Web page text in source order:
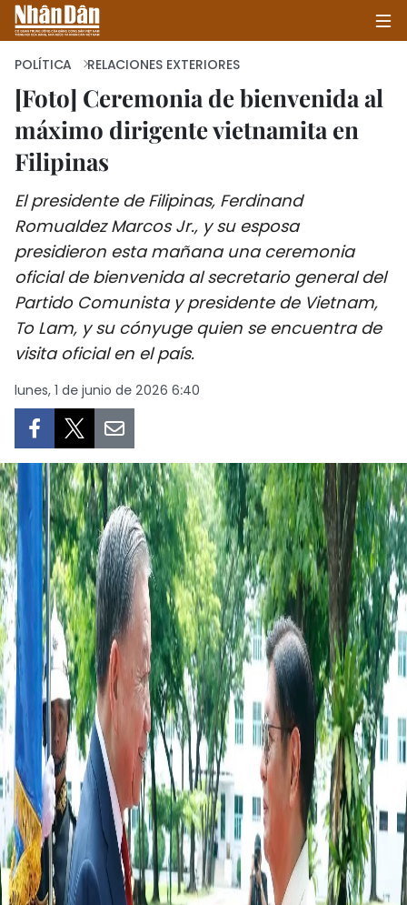
INICIO
ECONOMÍA
SOCIEDAD
SALUD - MEDIO AMBIENTE
CULTURA - ENTRETENIMIENTO
INTERNACIONAL
VIAJES
PUENTE DE AMISTAD
HISTORIAS MULTIMEDIA
FOTOGRAFÍA
¿QUIÉNES SOMOS?
TIẾNG VIỆT
ENGLISH
中文
FRANÇAIS
РУССКИЙ
POLÍTICA RELACIONES EXTERIORES
[Foto] Ceremonia de bienvenida al
máximo dirigente vietnamita en
Filipinas
El presidente de Filipinas, Ferdinand
Romualdez Marcos Jr., y su esposa
presidieron esta mañana una ceremonia
oficial de bienvenida al secretario general del
Partido Comunista y presidente de Vietnam,
To Lam, y su cónyuge quien se encuentra de
visita oficial en el país.
lunes, 1 de junio de 2026 6:40